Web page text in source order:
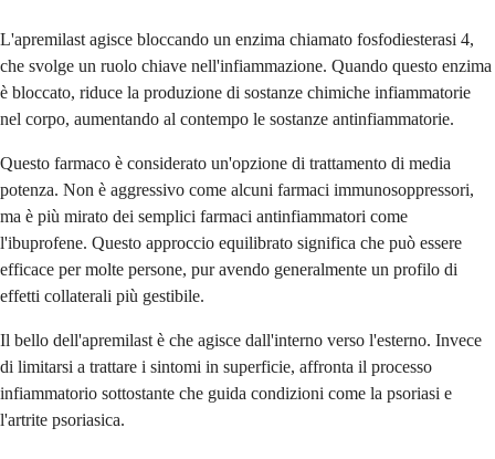
L'apremilast agisce bloccando un enzima chiamato fosfodiesterasi 4,
che svolge un ruolo chiave nell'infiammazione. Quando questo enzima
è bloccato, riduce la produzione di sostanze chimiche infiammatorie
nel corpo, aumentando al contempo le sostanze antinfiammatorie.
Questo farmaco è considerato un'opzione di trattamento di media
potenza. Non è aggressivo come alcuni farmaci immunosoppressori,
ma è più mirato dei semplici farmaci antinfiammatori come
l'ibuprofene. Questo approccio equilibrato significa che può essere
efficace per molte persone, pur avendo generalmente un profilo di
effetti collaterali più gestibile.
Il bello dell'apremilast è che agisce dall'interno verso l'esterno. Invece
di limitarsi a trattare i sintomi in superficie, affronta il processo
infiammatorio sottostante che guida condizioni come la psoriasi e
l'artrite psoriasica.